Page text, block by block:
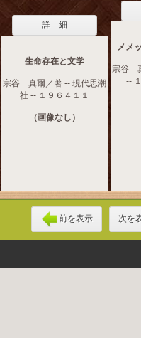
詳 細
生命存在と文学
宗谷 真爾／著 -- 現代思潮
社 -- １９６４１１
（画像なし）
メメ
宗谷
--
前を表示 次を